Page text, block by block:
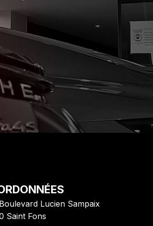
font rares de nos jours. Je suis
recommande vivement cet
établissement pour la qualité de
son service client. Encore merci
!"
Lucien Sampaix
Saint Fons